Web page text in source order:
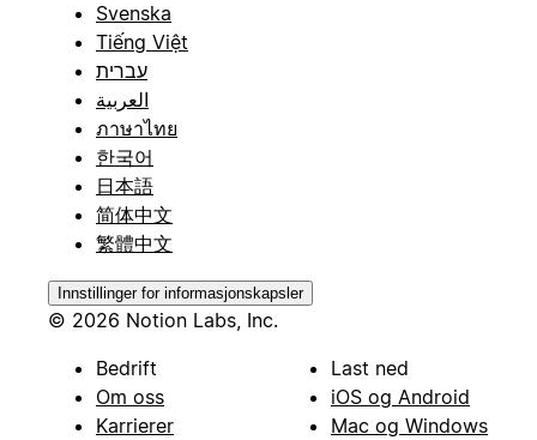
Svenska
Tiếng Việt
עברית
العربية
ภาษาไทย
한국어
日本語
简体中文
繁體中文
Innstillinger for informasjonskapsler
© 2026 Notion Labs, Inc.
Bedrift
Om oss
Karrierer
Last ned
iOS og Android
Mac og Windows